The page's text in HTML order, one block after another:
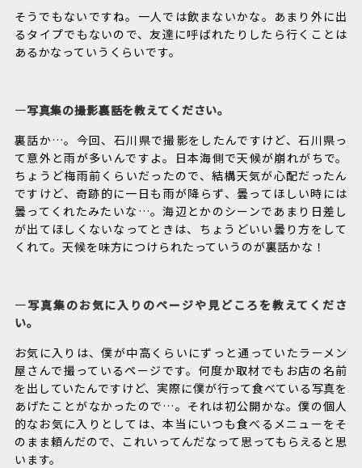
そうでもないですね。一人では飲まないかな。あまり外に出
るタイプでもないので、友達に呼ばれたりしたら行くことは
あるかなっていうくらいです。
―写真集の撮影裏話を教えてください。
裏話か…。今回、石川県で撮影をしたんですけど、石川県っ
て意外と雨が多いんですよ。日本海側で天候が崩れがちで。
ちょうど梅雨前くらいだったので、結構天気が心配だったん
ですけど、奇跡的に一日も雨が降らず、曇ってほしい時には
曇ってくれたみたいな…。海辺とかのシーンであまり日差し
が出てほしくないなってときは、ちょうどいい曇り方をして
くれて。天候を味方につけられたっていうのが裏話かな！
―写真集のお気に入りのページや見どころを教えてくださ
い。
お気に入りは、僕が中高くらいにずっと通っていたラーメン
屋さんで撮っているページです。何度か取材でもお店の名前
を出していたんですけど、実際に僕が行って食べている写真を
あげたことがなかったので…。それは初公開かな。僕の個人
的なお気に入りとしては、本当にいつも食べるメニューをそ
のまま頼んだので、これいってんだなって思ってもらえると思
います。